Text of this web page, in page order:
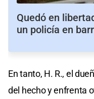
Quedó en
un policía en
En tanto, H. R., el
del hecho y enfrenta